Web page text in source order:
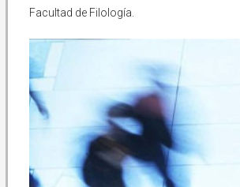
Facultad de Filología.